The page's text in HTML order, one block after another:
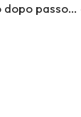
dopo